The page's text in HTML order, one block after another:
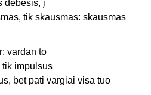
debesis, į
tik skausmas: skausmas
vardan to
tik impulsus
bet pati vargiai visa tuo